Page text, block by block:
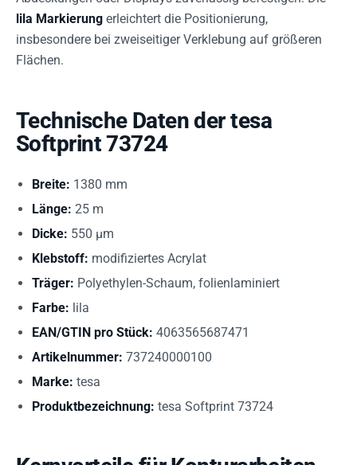
lila Markierung erleichtert die Positionierung,
insbesondere bei zweiseitiger Verklebung auf größeren
Flächen.
Technische Daten der tesa
Softprint 73724
Breite: 1380 mm
Länge: 25 m
Dicke: 550 µm
Klebstoff: modifiziertes Acrylat
Träger: Polyethylen-Schaum, folienlaminiert
Farbe: lila
EAN/GTIN pro Stück: 4063565687471
Artikelnummer: 737240000100
Marke: tesa
Produktbezeichnung: tesa Softprint 73724